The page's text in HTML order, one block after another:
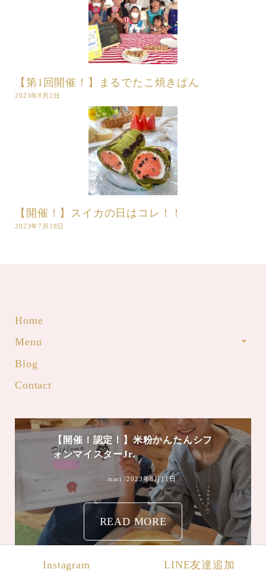
【第1回開催！】まるでたこ焼きぱん
2023年8月2日
【開催！】スイカの日はコレ！！
2023年7月28日
Home
Menu
Blog
Contact
mari 2023年8月4日
Instagram LINE友達追加